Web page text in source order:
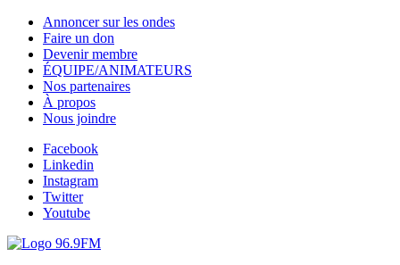
Annoncer sur les ondes
Faire un don
Devenir membre
ÉQUIPE/ANIMATEURS
Nos partenaires
À propos
Nous joindre
Facebook
Linkedin
Instagram
Twitter
Youtube